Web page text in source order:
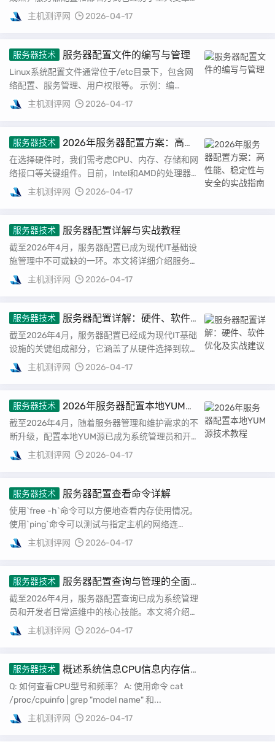
本文将详细介绍如何在当前环境下配置一个高效
的...
主机测评网 2026-04-17
服务器技术 服务器配置文件的编写与管理
Linux系统配置文件通常位于/etc目录下，包含网
络配置、服务管理、用户权限等。 示例：编
辑/etc/hosts文件以添加自定义域名解...
主机测评网 2026-04-17
服务器技术
2026年服务器配置方案：高性
能、稳定性与安全的实战指南
在选择硬件时，我们需考虑CPU、内存、存储和网
络接口等关键组件。目前，Intel和AMD的处理器
在性能上旗鼓相当，但根据实测，AMD的Z...
主机测评网 2026-04-17
服务器技术 服务器配置详解与实战教程
截至2026年4月，服务器配置已成为现代IT基础设
施管理中不可或缺的一环。本文将详细介绍服务器
配置的含义、关键步骤以及优化建议，帮助读者...
主机测评网 2026-04-17
服务器技术
服务器配置详解：硬件、软件
优化及实战建议
截至2026年4月，服务器配置已经成为现代IT基础
设施的关键组成部分，它涵盖了从硬件选择到软件
部署的广泛领域。本文将详细解析服务器配置的...
主机测评网 2026-04-17
服务器技术
2026年服务器配置本地YUM源
技术教程
截至2026年4月，随着服务器管理和维护需求的不
断升级，配置本地YUM源已成为系统管理员和开
发者们的一项重要技能。本地YUM源不仅能显著...
主机测评网 2026-04-17
服务器技术 服务器配置查看命令详解
使用`free -h`命令可以方便地查看内存使用情况。
使用`ping`命令可以测试与指定主机的网络连
接。...主机测评网 2026-04-17
服务器技术
服务器配置查询与管理的全面
指南
截至2026年4月，服务器配置查询已成为系统管理
员和开发者日常运维中的核心技能。本文将介绍如
何使用Linux命令行工具进行服务器配置查询...
主机测评网 2026-04-17
服务器技术
概述系统信息CPU信息内存信
息磁盘信息
Q: 如何查看CPU型号和频率？ A: 使用命令 cat
/proc/cpuinfo | grep "model name" 和...
主机测评网
2026-04-17